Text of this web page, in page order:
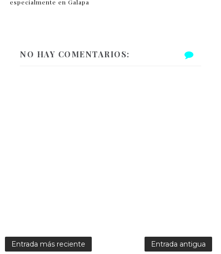
especialmente en Galapa
NO HAY COMENTARIOS:
Entrada más reciente Entrada antigua